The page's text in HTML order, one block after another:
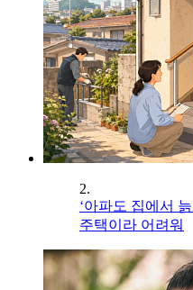
2.
‘아파도 집에서
주택이라 어려워